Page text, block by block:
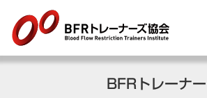
BFRトレーナー